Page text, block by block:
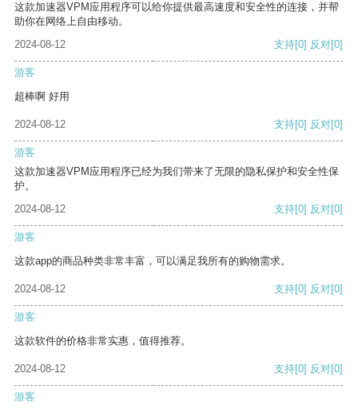
这款加速器VPM应用程序可以给你提供最高速度和安全性的连接，并帮
助你在网络上自由移动。
2024-08-12
支持[0] 反对[0]
游客
超棒啊 好用
2024-08-12 支持[0] 反对[0]
游客
这款加速器VPM应用程序已经为我们带来了无限的隐私保护和安全性保
护。
2024-08-12
支持[0] 反对[0]
游客
这款app的商品种类非常丰富，可以满足我所有的购物需求。
2024-08-12 支持[0] 反对[0]
游客
这款软件的价格非常实惠，值得推荐。
2024-08-12 支持[0] 反对[0]
游客